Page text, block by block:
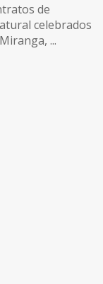
de
celebrados
...